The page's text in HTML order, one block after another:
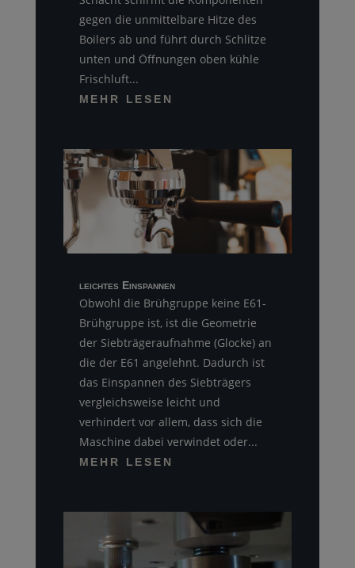
gegen die unmittelbare Hitze des
Boilers ab und führt durch Schlitze
unten und Öffnungen oben kühle
Frischluft...
MEHR LESEN
leichtes Einspannen
Obwohl die Brühgruppe keine E61-
Brühgruppe ist, ist die Geometrie
der Siebträgeraufnahme (Glocke) an
die der E61 angelehnt. Dadurch ist
das Einspannen des Siebträgers
vergleichsweise leicht und
verhindert vor allem, dass sich die
Maschine dabei verwindet oder...
MEHR LESEN